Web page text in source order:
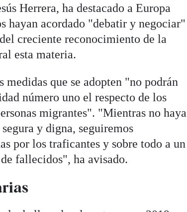
Herrera, ha destacado a Europa
hayan acordado "debatir y negociar"
creciente reconocimiento de la
esta materia.
que se adopten "no podrán
número uno el respecto de los
migrantes". "Mientras no haya
y digna, seguiremos
por los traficantes y sobre todo a un
fallecidos", ha avisado.